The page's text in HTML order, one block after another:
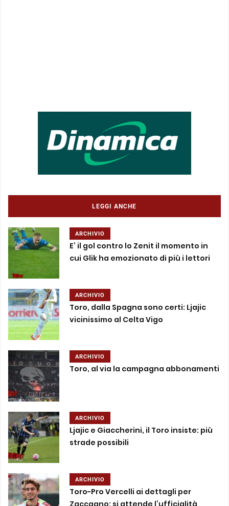
LEGGI ANCHE
ARCHIVIO
E’ il gol contro lo Zenit il momento in
cui Glik ha emozionato di più i lettori
ARCHIVIO
Toro, dalla Spagna sono certi: Ljajic
vicinissimo al Celta Vigo
ARCHIVIO
Toro, al via la campagna abbonamenti
ARCHIVIO
Ljajic e Giaccherini, il Toro insiste: più
strade possibili
ARCHIVIO
Toro-Pro Vercelli ai dettagli per
Zaccagno: si attende l’ufficialità